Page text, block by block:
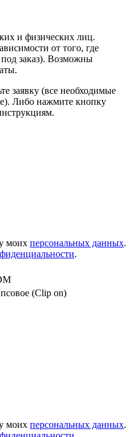
и физических лиц.
от того, где
под заказ). Возможны
заявку (все необходимые
Либо нажмите кнопку
моих персональных данных.
.
(Clip on)
моих персональных данных.